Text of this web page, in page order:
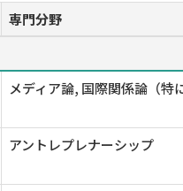
専門分野
メディア論, 国際関係論（特
アントレプレナーシップ